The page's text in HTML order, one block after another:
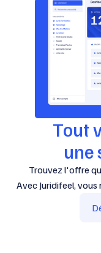
Tout
une
Trouvez l'offre
Avec Juridifeel,